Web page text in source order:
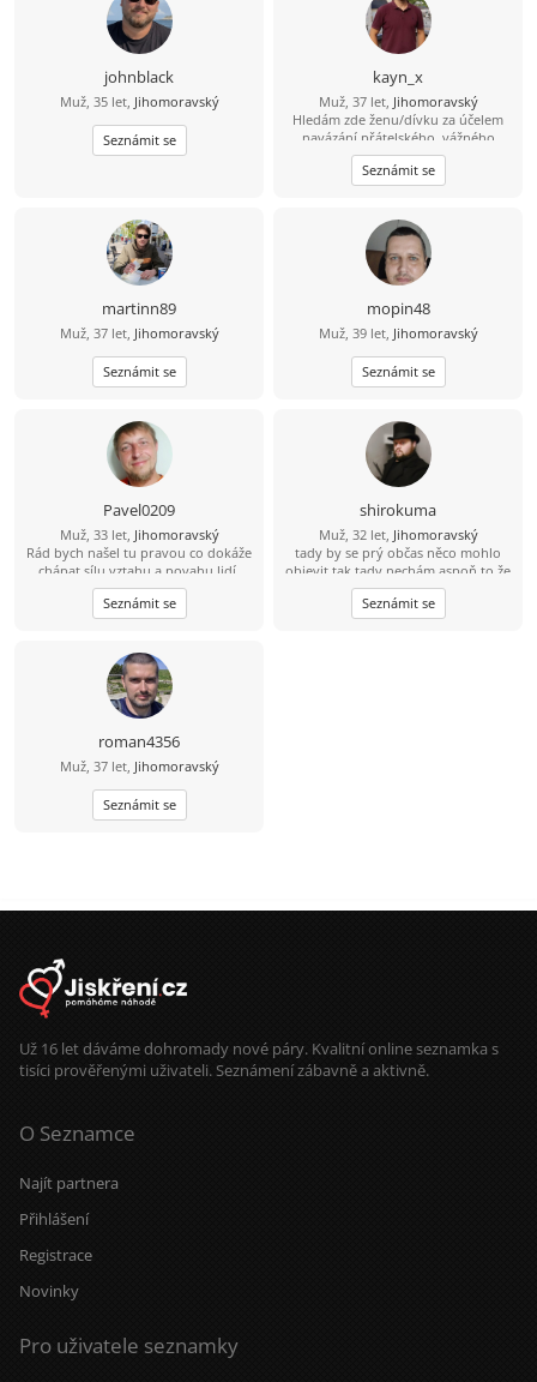
johnblack
Muž, 35 let, Jihomoravský
Seznámit se
kayn_x
Muž, 37 let, Jihomoravský
Hledám zde ženu/dívku za účelem
navázání přátelského, vážného
vztahu či nezávazného vztahu (vše
dle domluvy). Více informací přes
vzkazy.
Seznámit se
martinn89
Muž, 37 let, Jihomoravský
Seznámit se
mopin48
Muž, 39 let, Jihomoravský
Seznámit se
Pavel0209
Muž, 33 let, Jihomoravský
Rád bych našel tu pravou co dokáže
chápat sílu vztahu a povahu lidí.
Seznámit se
shirokuma
Muž, 32 let, Jihomoravský
tady by se prý občas něco mohlo
objevit tak tady nechám aspoň to že
jsem divná osoba :D
Seznámit se
roman4356
Muž, 37 let, Jihomoravský
Seznámit se
Už 16 let dáváme dohromady nové páry. Kvalitní online seznamka s
tisíci prověřenými uživateli. Seznámení zábavně a aktivně.
O Seznamce
Najít partnera
Přihlášení
Registrace
Novinky
Pro uživatele seznamky